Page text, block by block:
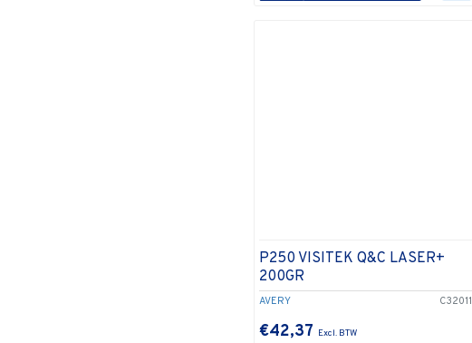
AVERY C32011
P250 VISITEK Q&C LASER+
200GR
€42,37